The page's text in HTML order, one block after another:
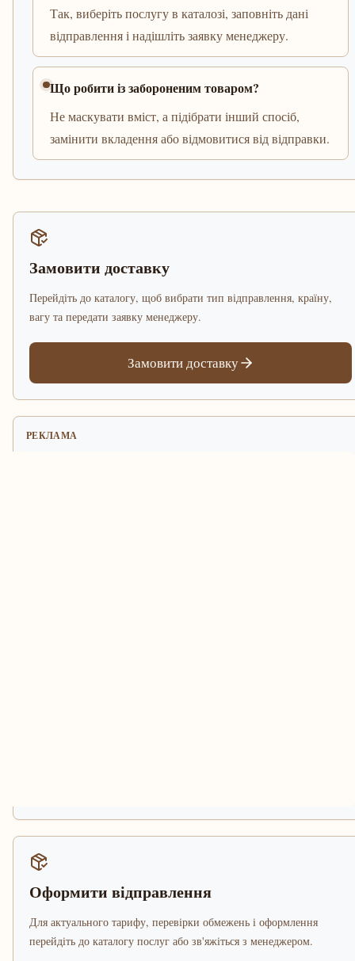
Так, виберіть послугу в каталозі, заповніть дані
відправлення і надішліть заявку менеджеру.
Що робити із забороненим товаром?
Не маскувати вміст, а підібрати інший спосіб,
замінити вкладення або відмовитися від відправки.
Замовити доставку
Перейдіть до каталогу, щоб вибрати тип відправлення, країну,
вагу та передати заявку менеджеру.
Замовити доставку
РЕКЛАМА
Оформити відправлення
Для актуального тарифу, перевірки обмежень і оформлення
перейдіть до каталогу послуг або зв'яжіться з менеджером.